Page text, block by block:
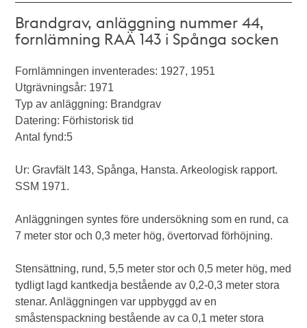
Brandgrav, anläggning nummer 44,
fornlämning RAÄ 143 i Spånga socken
Fornlämningen inventerades: 1927, 1951
Utgrävningsår: 1971
Typ av anläggning: Brandgrav
Datering: Förhistorisk tid
Antal fynd:5
Ur: Gravfält 143, Spånga, Hansta. Arkeologisk rapport.
SSM 1971.
Anläggningen syntes före undersökning som en rund, ca
7 meter stor och 0,3 meter hög, övertorvad förhöjning.
Stensättning, rund, 5,5 meter stor och 0,5 meter hög, med
tydligt lagd kantkedja bestående av 0,2-0,3 meter stora
stenar. Anläggningen var uppbyggd av en
småstenspackning bestående av ca 0,1 meter stora